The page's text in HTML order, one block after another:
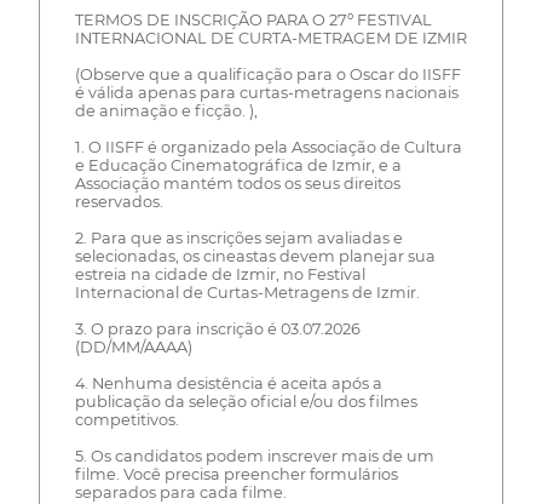
TERMOS DE INSCRIÇÃO PARA O 27º FESTIVAL
INTERNACIONAL DE CURTA-METRAGEM DE IZMIR
(Observe que a qualificação para o Oscar do IISFF
é válida apenas para curtas-metragens nacionais
de animação e ficção. ),
1. O IISFF é organizado pela Associação de Cultura
e Educação Cinematográfica de Izmir, e a
Associação mantém todos os seus direitos
reservados.
2. Para que as inscrições sejam avaliadas e
selecionadas, os cineastas devem planejar sua
estreia na cidade de Izmir, no Festival
Internacional de Curtas-Metragens de Izmir.
3. O prazo para inscrição é 03.07.2026
(DD/MM/AAAA)
4. Nenhuma desistência é aceita após a
publicação da seleção oficial e/ou dos filmes
competitivos.
5. Os candidatos podem inscrever mais de um
filme. Você precisa preencher formulários
separados para cada filme.